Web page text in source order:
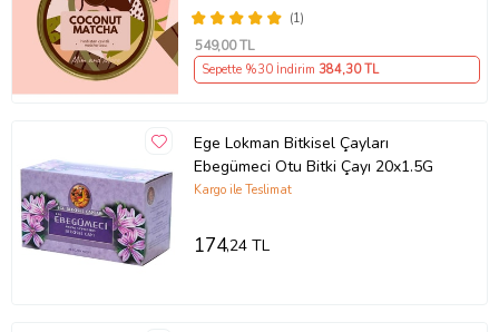
(1)
549,00 TL
Sepette %30 İndirim 384,30 TL
Ege Lokman Bitkisel Çayları
Ebegümeci Otu Bitki Çayı 20x1.5G
Kargo ile Teslimat
174,24 TL